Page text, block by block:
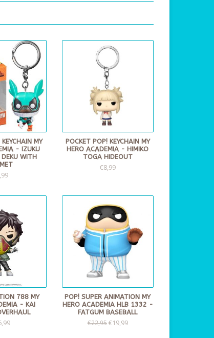
MY
- IZUKU
WITH
POCKET POP! KEYCHAIN MY
HERO ACADEMIA - HIMIKO
TOGA HIDEOUT
€8,99
788 MY
- KAI
POP! SUPER ANIMATION MY
HERO ACADEMIA HLB 1332 -
FATGUM BASEBALL
€22,95€19,99